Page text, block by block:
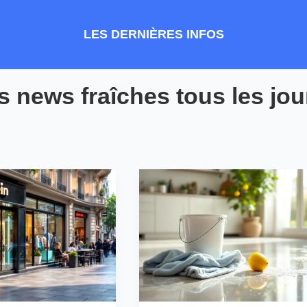
LES DERNIÈRES INFOS
news fraîches tous les